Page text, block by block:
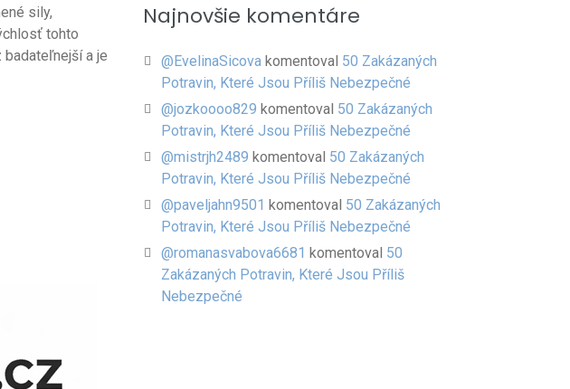
sily,
tohto
a je
Najnovšie komentáre
@EvelinaSicova komentoval 50 Zakázaných
Potravin, Které Jsou Příliš Nebezpečné
@jozkoooo829 komentoval 50 Zakázaných
Potravin, Které Jsou Příliš Nebezpečné
@mistrjh2489 komentoval 50 Zakázaných
Potravin, Které Jsou Příliš Nebezpečné
@paveljahn9501 komentoval 50 Zakázaných
Potravin, Které Jsou Příliš Nebezpečné
@romanasvabova6681 komentoval 50
Zakázaných Potravin, Které Jsou Příliš
Nebezpečné